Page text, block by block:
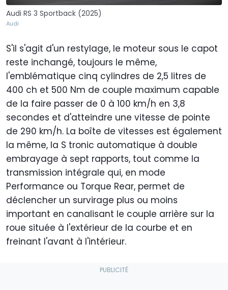
Audi RS 3 Sportback (2025)
Audi
S'il s'agit d'un restylage, le moteur sous le capot
reste inchangé, toujours le même,
l'emblématique cinq cylindres de 2,5 litres de
400 ch et 500 Nm de couple maximum capable
de la faire passer de 0 à 100 km/h en 3,8
secondes et d'atteindre une vitesse de pointe
de 290 km/h. La boîte de vitesses est également
la même, la S tronic automatique à double
embrayage à sept rapports, tout comme la
transmission intégrale qui, en mode
Performance ou Torque Rear, permet de
déclencher un survirage plus ou moins
important en canalisant le couple arrière sur la
roue située à l'extérieur de la courbe et en
freinant l'avant à l'intérieur.